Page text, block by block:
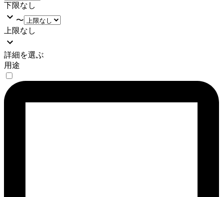
下限なし
〜
上限なし
詳細を選ぶ
用途